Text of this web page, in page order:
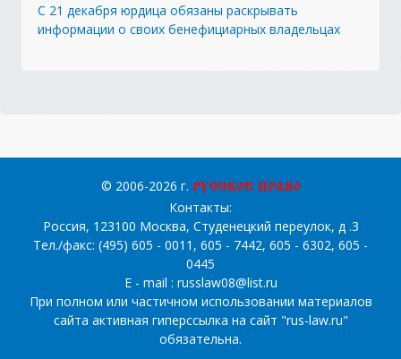
С 21 декабря юрдица обязаны раскрывать
информации о своих бенефициарных владельцах
© 2006-2026 г. “РУССКОЕ ПРАВО”
Контакты:
Россия, 123100 Москва, Студенецкий переулок, д .3
Тел./факс: (495) 605 - 0011, 605 - 7442, 605 - 6302, 605 -
0445
E - mail : russlaw08@list.ru
При полном или частичном использовании материалов
сайта активная гиперссылка на сайт "rus-law.ru"
обязательна.